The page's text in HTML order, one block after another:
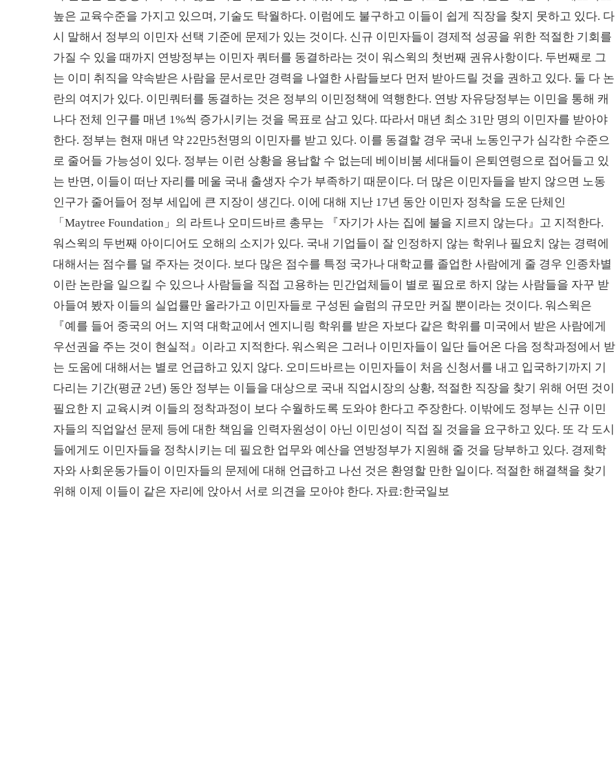
높은 교육수준을 가지고 있으며, 기술도 탁월하다. 이럼에도 불구하고 이들이 쉽게 직장을 찾지 못하고 있다. 다
시 말해서 정부의 이민자 선택 기준에 문제가 있는 것이다. 신규 이민자들이 경제적 성공을 위한 적절한 기회를
가질 수 있을 때까지 연방정부는 이민자 쿼터를 동결하라는 것이 워스윅의 첫번째 권유사항이다. 두번째로 그
는 이미 취직을 약속받은 사람을 문서로만 경력을 나열한 사람들보다 먼저 받아드릴 것을 권하고 있다. 둘 다 논
란의 여지가 있다. 이민쿼터를 동결하는 것은 정부의 이민정책에 역행한다. 연방 자유당정부는 이민을 통해 캐
나다 전체 인구를 매년 1%씩 증가시키는 것을 목표로 삼고 있다. 따라서 매년 최소 31만 명의 이민자를 받아야
한다. 정부는 현재 매년 약 22만5천명의 이민자를 받고 있다. 이를 동결할 경우 국내 노동인구가 심각한 수준으
로 줄어들 가능성이 있다. 정부는 이런 상황을 용납할 수 없는데 베이비붐 세대들이 은퇴연령으로 접어들고 있
는 반면, 이들이 떠난 자리를 메울 국내 출생자 수가 부족하기 때문이다. 더 많은 이민자들을 받지 않으면 노동
인구가 줄어들어 정부 세입에 큰 지장이 생긴다. 이에 대해 지난 17년 동안 이민자 정착을 도운 단체인
「Maytree Foundation」의 라트나 오미드바르 총무는 『자기가 사는 집에 불을 지르지 않는다』고 지적한다.
워스윅의 두번째 아이디어도 오해의 소지가 있다. 국내 기업들이 잘 인정하지 않는 학위나 필요치 않는 경력에
대해서는 점수를 덜 주자는 것이다. 보다 많은 점수를 특정 국가나 대학교를 졸업한 사람에게 줄 경우 인종차별
이란 논란을 일으킬 수 있으나 사람들을 직접 고용하는 민간업체들이 별로 필요로 하지 않는 사람들을 자꾸 받
아들여 봤자 이들의 실업률만 올라가고 이민자들로 구성된 슬럼의 규모만 커질 뿐이라는 것이다. 워스윅은
『예를 들어 중국의 어느 지역 대학교에서 엔지니링 학위를 받은 자보다 같은 학위를 미국에서 받은 사람에게
우선권을 주는 것이 현실적』이라고 지적한다. 워스윅은 그러나 이민자들이 일단 들어온 다음 정착과정에서 받
는 도움에 대해서는 별로 언급하고 있지 않다. 오미드바르는 이민자들이 처음 신청서를 내고 입국하기까지 기
다리는 기간(평균 2년) 동안 정부는 이들을 대상으로 국내 직업시장의 상황, 적절한 직장을 찾기 위해 어떤 것이
필요한 지 교육시켜 이들의 정착과정이 보다 수월하도록 도와야 한다고 주장한다. 이밖에도 정부는 신규 이민
자들의 직업알선 문제 등에 대한 책임을 인력자원성이 아닌 이민성이 직접 질 것을을 요구하고 있다. 또 각 도시
들에게도 이민자들을 정착시키는 데 필요한 업무와 예산을 연방정부가 지원해 줄 것을 당부하고 있다. 경제학
자와 사회운동가들이 이민자들의 문제에 대해 언급하고 나선 것은 환영할 만한 일이다. 적절한 해결책을 찾기
위해 이제 이들이 같은 자리에 앉아서 서로 의견을 모아야 한다. 자료:한국일보